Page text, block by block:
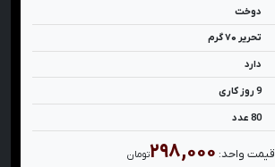
دوخت
تحریر ۷۰ گرم
دارد
9 روز کاری
80 عدد
قیمت واحد: ۲۹۸,۰۰۰تومان